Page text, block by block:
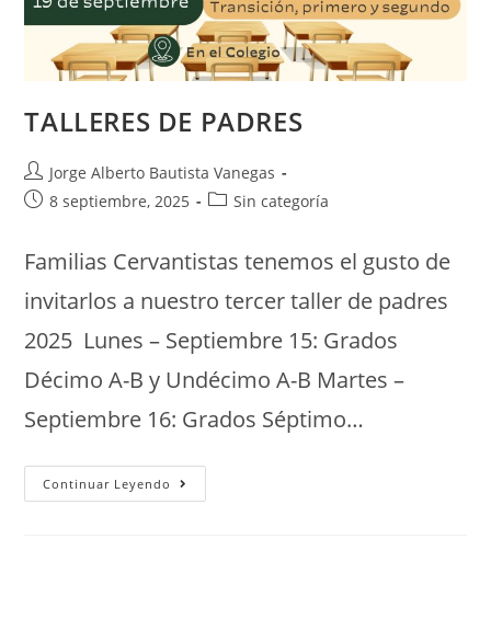
TALLERES DE PADRES
Jorge Alberto Bautista Vanegas
8 septiembre, 2025
Sin categoría
Familias Cervantistas tenemos el gusto de
invitarlos a nuestro tercer taller de padres
2025 Lunes – Septiembre 15: Grados
Décimo A-B y Undécimo A-B Martes –
Septiembre 16: Grados Séptimo…
Continuar Leyendo